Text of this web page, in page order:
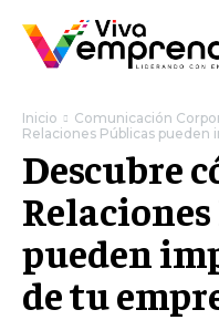
Inicio Comunicación
Relaciones Públicas
Descubre
pueden
de tu